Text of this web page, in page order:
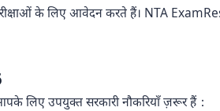
के लिए आवेदन करते हैं। NTA
लिए उपयुक्त सरकारी नौकरियाँ ज़रूर हैं：